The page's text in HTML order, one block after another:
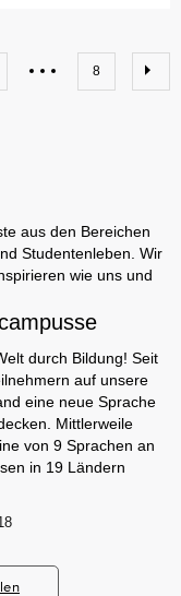
8
aus den Bereichen
Studentenleben. Wir
wie uns und
durch Bildung! Seit
auf unsere
eine neue Sprache
Mittlerweile
von 9 Sprachen an
in 19 Ländern